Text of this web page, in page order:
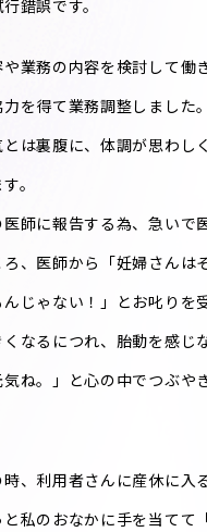
錯誤です。
業務の内容を検討して働
を得て業務調整しました。
とは裏腹に、体調が思わし
。
師に報告する為、急いで
、医師から「妊婦さんは
じゃない！」とお叱りを
なるにつれ、胎動を感じ
気ね。」と心の中でつぶや
、利用者さんに産休に入
私のおなかに手を当てて